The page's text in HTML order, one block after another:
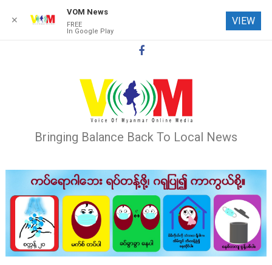
Bringing Balance Back To Local News
✕
VOM News
FREE
In Google Play
VIEW